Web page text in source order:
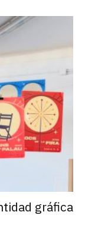
gráfica